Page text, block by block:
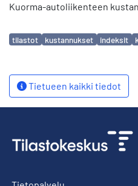
Kuorma-autoliikenteen
Avainsanat
tilastot kustannukset indeksit
Tietueen kaikki tiedot